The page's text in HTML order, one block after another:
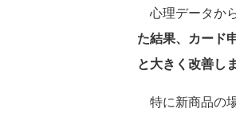
心理データか
た結果、カード
と大きく改善し
特に新商品の